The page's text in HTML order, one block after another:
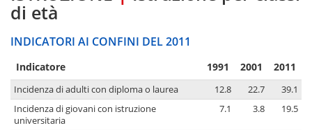
di età
INDICATORI AI CONFINI DEL 2011
Indicatore 1991 2001 2011
Incidenza di adulti con diploma o laurea 12.8 22.7
39.1
Incidenza di giovani con istruzione
universitaria
7.1 3.8 19.5